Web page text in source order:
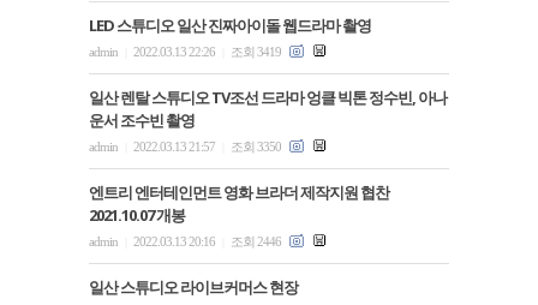
LED 스튜디오 일산 진짜아이돌 웹드라마 촬영
admin 2022.03.13 22:26 조회 3419
일산 렌탈 스튜디오 TV조선 드라마 엉클 빅톤 정수빈, 아나
운서 조수빈 촬영
admin 2022.03.13 21:57 조회 3350
엔트리 엔터테인먼트 영화 브라더 제작지원 협찬
2021.10.07 개봉
admin 2022.03.13 20:16 조회 2446
일산 스튜디오 라이브커머스 현장